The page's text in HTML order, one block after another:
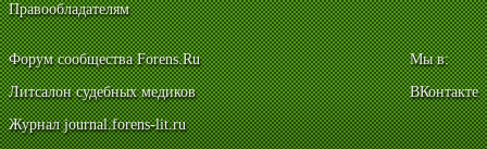
Правообладателям
Форум сообщества Forens.Ru
Литсалон судебных медиков
Журнал journal.forens-lit.ru
Мы в:
ВКонтакте